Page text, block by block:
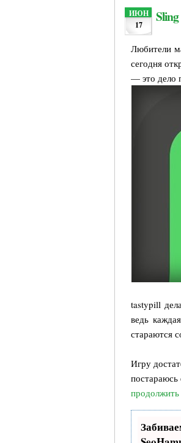
ИЮН
17
Любители
сегодня
— это дело
tastypill
ведь
стараются
Игру
постараюсь